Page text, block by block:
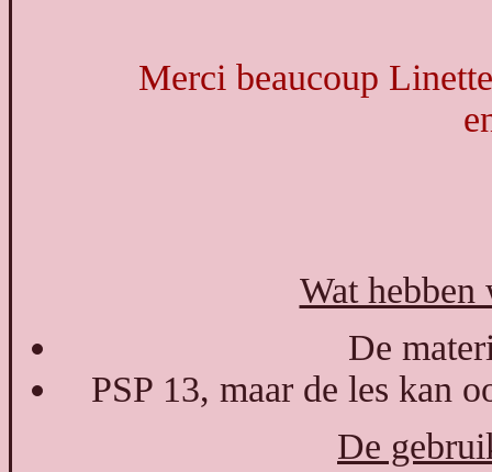
Merci beaucoup
Wat hebben
De
PSP 13, maar de les kan
De